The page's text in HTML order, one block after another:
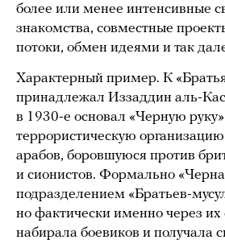
более или менее интенсивные
знакомства, совместные
потоки, обмен идеями и так
Характерный пример. К
принадлежал Иззаддин аль-
в 1930-е основал «Черную
террористическую
арабов, боровшуюся против
и сионистов. Формально
подразделением «Братьев-
но фактически именно через их
набирала боевиков и получала